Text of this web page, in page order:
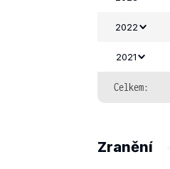
2022
2021
Celkem:
Zranění